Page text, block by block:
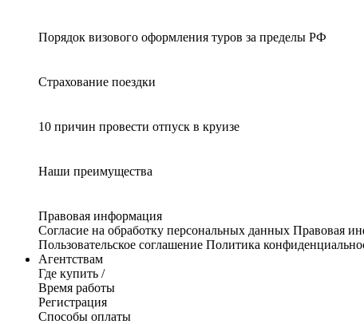
Порядок визового оформления туров за пределы РФ
Страхование поездки
10 причин провести отпуск в круизе
Наши преимущества
Правовая информация
Согласие на обработку персональных данных Правовая
Пользовательское соглашение Политика
Агентствам
Где купить /
Время работы
Регистрация
Способы оплаты